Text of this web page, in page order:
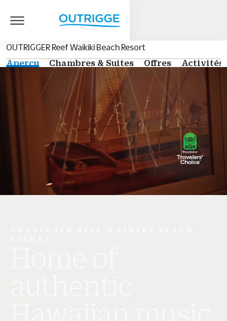
OUTRIGGER Reef Waikiki Beach Resort
Aperçu
Chambres & Suites Offres Activités